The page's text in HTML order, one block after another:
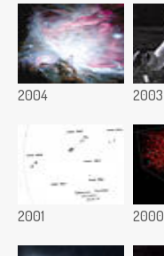
2004 2003
2001 2000